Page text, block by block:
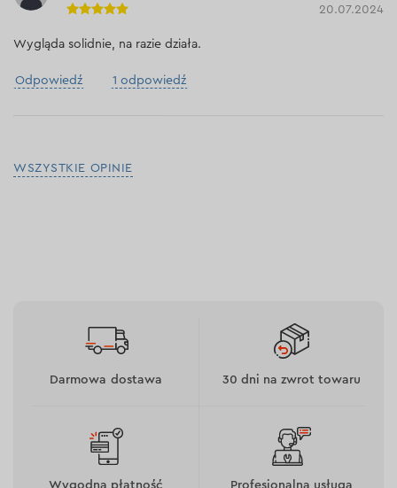
20.07.2024
Wygląda solidnie, na razie działa.
Odpowiedź 1 odpowiedź
WSZYSTKIE OPINIE
Darmowa dostawa 30 dni na zwrot towaru
Wygodna płatność
Profesjonalna usługa